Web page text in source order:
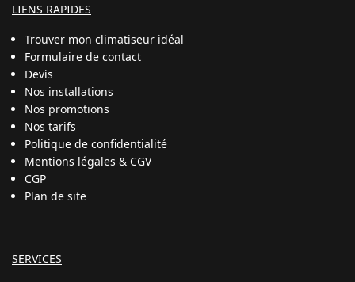
LIENS RAPIDES
Trouver mon climatiseur idéal
Formulaire de contact
Devis
Nos installations
Nos promotions
Nos tarifs
Politique de confidentialité
Mentions légales & CGV
CGP
Plan de site
SERVICES